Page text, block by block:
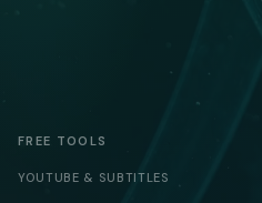
FREE TOOLS
YOUTUBE & SUBTITLES